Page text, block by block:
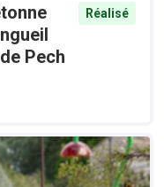
Pech
Réalisé